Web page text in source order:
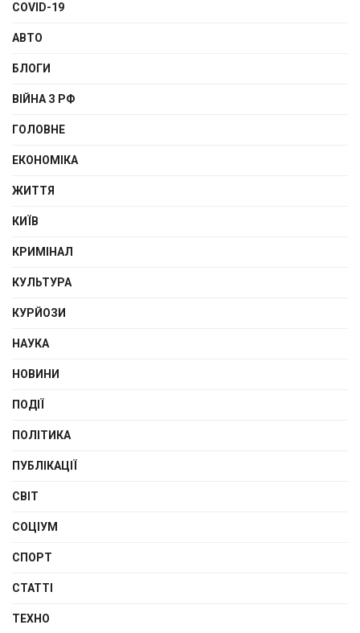
COVID-19
АВТО
БЛОГИ
ВІЙНА З РФ
ГОЛОВНЕ
ЕКОНОМІКА
ЖИТТЯ
КИЇВ
КРИМІНАЛ
КУЛЬТУРА
КУРЙОЗИ
НАУКА
НОВИНИ
ПОДІЇ
ПОЛІТИКА
ПУБЛІКАЦІЇ
СВІТ
СОЦІУМ
СПОРТ
СТАТТІ
ТЕХНО